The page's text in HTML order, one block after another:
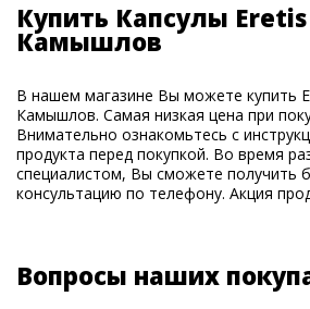
Купить Капсулы
Камышлов
В нашем магазине Вы можете купить
Камышлов. Самая низкая цена при
Внимательно ознакомьтесь с
продукта перед покупкой. Во время
специалистом, Вы сможете получить
консультацию по телефону. Акция
Вопросы наших